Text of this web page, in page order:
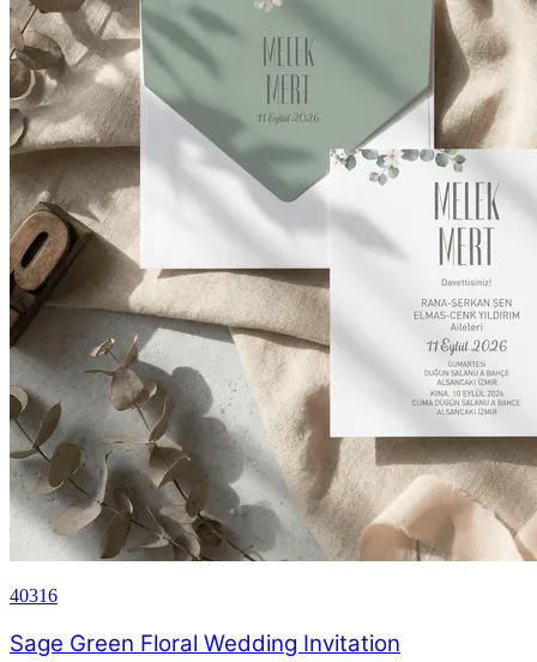
40316
Sage Green Floral Wedding Invitation